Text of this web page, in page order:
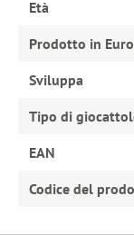
Età
Prodotto in
Sviluppa
Tipo di
EAN
Codice del